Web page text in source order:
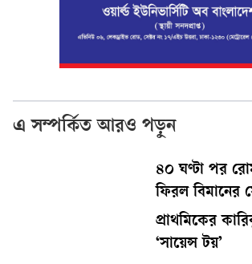
এ সম্পর্কিত আরও পড়ুন
৪০ ঘণ্টা পর
ফিরল বিমানের
প্রাথমিকের
‘সায়েন্স টয়’